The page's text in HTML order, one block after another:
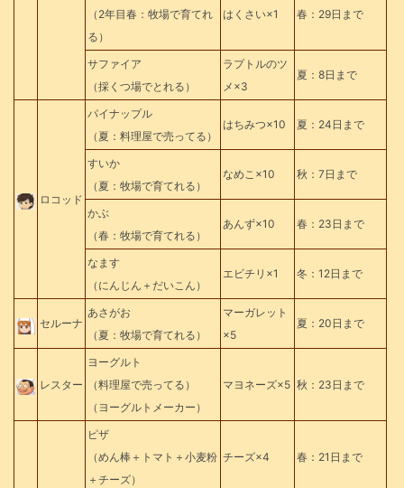
（2年目春：牧場で育てれ
る）
はくさい×1 春：29日まで
サファイア
（採くつ場でとれる）
ラプトルのツ
メ×3
夏：8日まで
ロコッド
パイナップル
（夏：料理屋で売ってる）
はちみつ×10 夏：24日まで
すいか
（夏：牧場で育てれる）
なめこ×10 秋：7日まで
かぶ
（春：牧場で育てれる）
あんず×10 春：23日まで
なます
（にんじん＋だいこん）
エビチリ×1 冬：12日まで
セルーナ
あさがお
（夏：牧場で育てれる）
マーガレット
×5
夏：20日まで
レスター
ヨーグルト
（料理屋で売ってる）
（ヨーグルトメーカー）
マヨネーズ×5 秋：23日まで
ピザ
（めん棒＋トマト＋小麦粉
＋チーズ）
チーズ×4 春：21日まで